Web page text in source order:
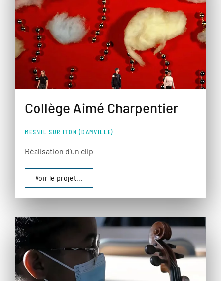
Collège Aimé Charpentier
MESNIL SUR ITON (DAMVILLE)
Réalisation d’un clip
Voir le projet...